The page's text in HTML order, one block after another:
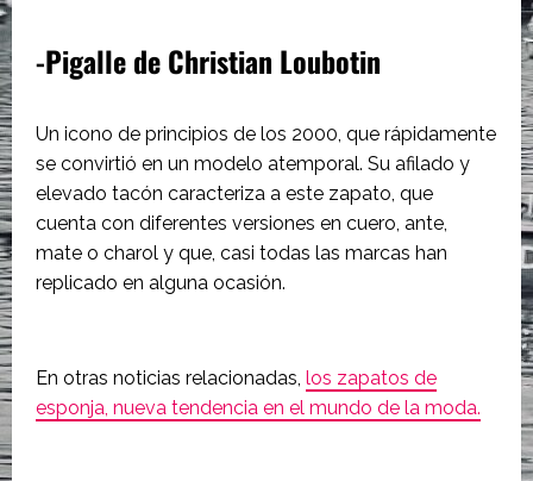
-Pigalle de Christian Loubotin
Un icono de principios de los 2000, que rápidamente
se convirtió en un modelo atemporal. Su afilado y
elevado tacón caracteriza a este zapato, que
cuenta con diferentes versiones en cuero, ante,
mate o charol y que, casi todas las marcas han
replicado en alguna ocasión.
En otras noticias relacionadas, los zapatos de
esponja, nueva tendencia en el mundo de la moda.